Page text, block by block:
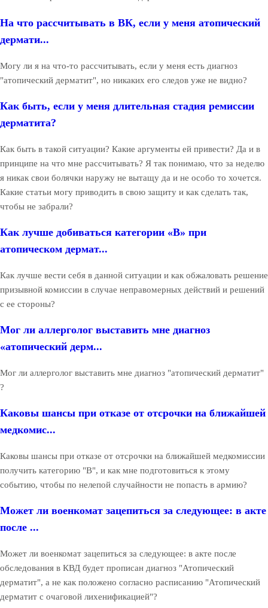
На что рассчитывать в ВК, если у меня атопический
дермати...
Могу ли я на что-то рассчитывать, если у меня есть диагноз
"атопический дерматит", но никаких его следов уже не видно?
Как быть, если у меня длительная стадия ремиссии
дерматита?
Как быть в такой ситуации? Какие аргументы ей привести? Да и в
принципе на что мне рассчитывать? Я так понимаю, что за неделю
я никак свои болячки наружу не вытащу да и не особо то хочется.
Какие статьи могу приводить в свою защиту и как сделать так,
чтобы не забрали?
Как лучше добиваться категории «В» при
атопическом дермат...
Как лучше вести себя в данной ситуации и как обжаловать решение
призывной комиссии в случае неправомерных действий и решений
с ее стороны?
Мог ли аллерголог выставить мне диагноз
«атопический дерм...
Мог ли аллерголог выставить мне диагноз "атопический дерматит"
?
Каковы шансы при отказе от отсрочки на ближайшей
медкомис...
Каковы шансы при отказе от отсрочки на ближайшей медкомиссии
получить категорию "В", и как мне подготовиться к этому
событию, чтобы по нелепой случайности не попасть в армию?
Может ли военкомат зацепиться за следующее: в акте
после ...
Может ли военкомат зацепиться за следующее: в акте после
обследования в КВД будет прописан диагноз "Атопический
дерматит", а не как положено согласно расписанию "Атопический
дерматит с очаговой лихенификацией"?